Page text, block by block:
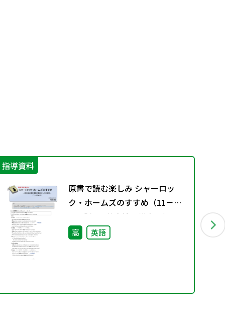
指導資料
原書で読む楽しみ シャーロッ
ク・ホームズのすすめ（11－
136①）―英文法と構文理解の教
材としての活用―
高 英語